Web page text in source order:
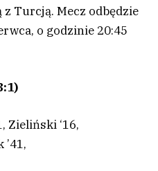
Turcją. Mecz odbędzie
o godzinie 20:45
Zieliński ‘16,
’41,